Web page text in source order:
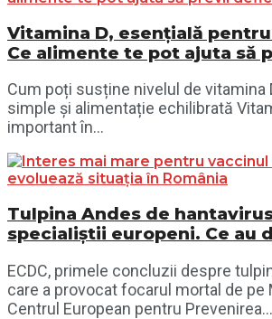
Vitamina D, esențială
Ce alimente te pot ajuta să
Cum poți susține nivelul de vitamina
simple și alimentație echilibrată
important în...
Tulpina Andes de
specialiștii europeni. Ce au
ECDC, primele concluzii despre
care a provocat focarul mortal de pe
Centrul European pentru Prevenirea...